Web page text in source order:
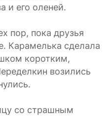
и его оленей.
пор, пока друзья
Карамелька сделала
коротким,
возились
со страшным